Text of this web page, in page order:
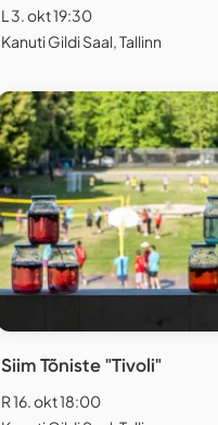
L 3. okt 19:30
Kanuti Gildi Saal, Tallinn
Siim Tõniste "Tivoli"
R 16. okt 18:00